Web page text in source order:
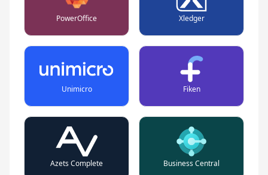
PowerOffice Xledger
Unimicro Fiken
Azets Complete Business Central